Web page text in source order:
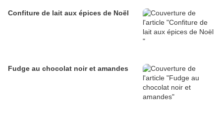
Confiture de lait aux épices de Noël
Fudge au chocolat noir et amandes